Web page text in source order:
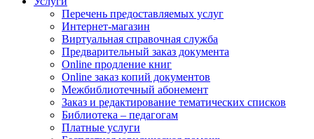
Перечень предоставляемых услуг
Интернет-магазин
Виртуальная справочная служба
Предварительный заказ документа
Online продление книг
Online заказ копий документов
Межбиблиотечный абонемент
Заказ и редактирование тематических списков
Библиотека – педагогам
Платные услуги